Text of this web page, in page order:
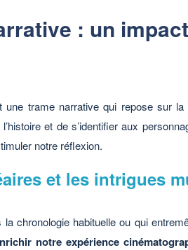
: un
une trame narrative qui repose sur
et de s’identifier aux
notre réflexion.
et les intrigues
chronologie habituelle ou qui
notre expérience